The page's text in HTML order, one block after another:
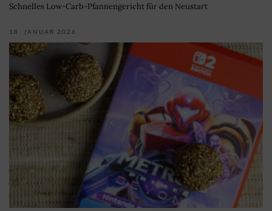
Schnelles Low-Carb-Pfannengericht für den Neustart
18. JANUAR 2026